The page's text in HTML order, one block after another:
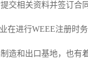
交相关资料并签订合
在进行WEEE注册时
造和出口基地，也